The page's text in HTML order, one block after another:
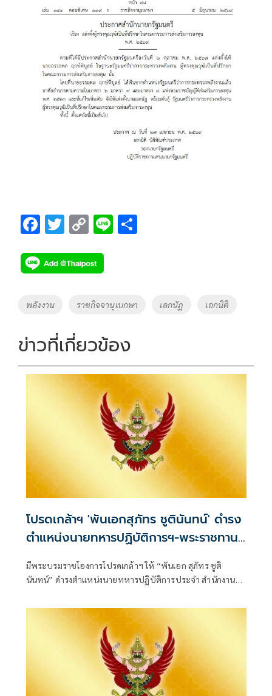
F
e
b
o
k
T
tt
er
C
p
y
Li
k
Li
Tags
พลังงาน ราชกิจจานุเบกษา เอกนัฏ เอกนิติ
ข่าวที่เกี่ยวข้อง
โปรดเกล้าฯ 'พันเอกสุภัทร ชูตินันทน์' ดำรง
ตำแหน่งนายทหารปฏิบัติการฯ-พระราชทาน
มีพระบรมราชโองการโปรดเกล้าฯ ให้ “พันเอก สุภัทร ชูติ
นันทน์” ดำรงตำแหน่งนายทหารปฏิบัติการประจำ สำนักงาน